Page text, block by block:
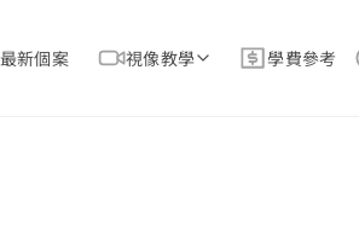
最新個案 視像教學 學費參考